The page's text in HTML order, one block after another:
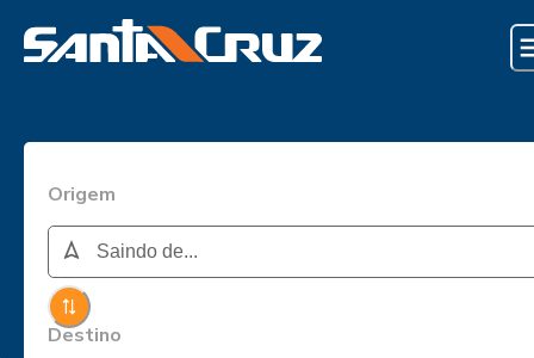
Origem
Destino